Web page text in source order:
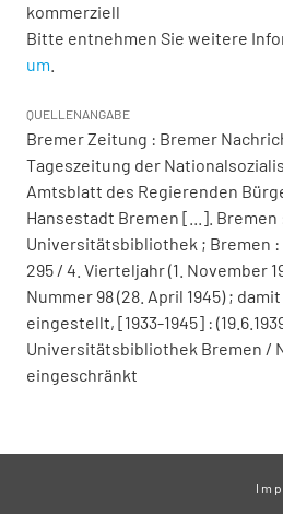
kommerziell
Bitte entnehmen Sie weitere
um
QUELLENANGABE
Bremer Zeitung : Bremer
Tageszeitung der
Amtsblatt des Regierenden
Hansestadt Bremen [...]. Bremen
Universitätsbibliothek ; Bremen :
295 / 4. Vierteljahr (1. November
Nummer 98 (28. April 1945) ;
eingestellt, [1933-1945] :
Universitätsbibliothek Bremen /
eingeschränkt